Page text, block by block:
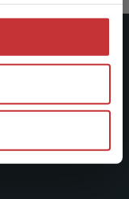
idag Sveriges
kurslitteratur,
med